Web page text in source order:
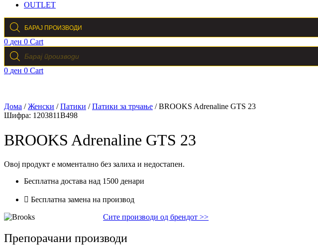
OUTLET
Products
search
0 ден 0 Cart
Products
search
0 ден 0 Cart
Дома /Женски /Патики /Патики за трчање / BROOKS Adrenaline GTS 23
Шифра: 1203811B498
BROOKS Adrenaline GTS 23
Овој продукт е моментално без залиха и недостапен.
Бесплатна достава над 1500 денари
Бесплатна замена на производ
Сите производи од брендот >>
Препорачани производи